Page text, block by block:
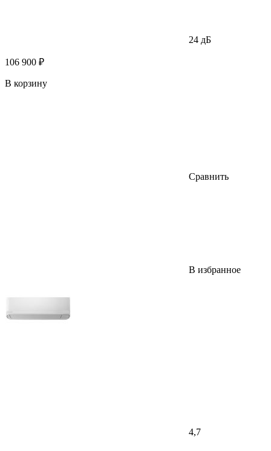
24 дБ
106 900 ₽
В корзину
Сравнить
В избранное
4,7